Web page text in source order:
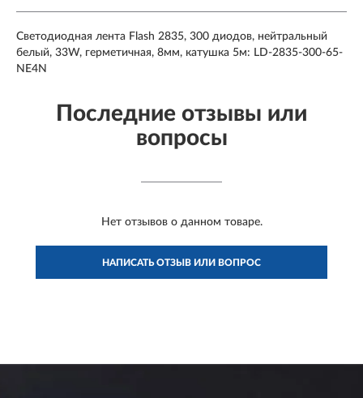
Светодиодная лента Flash 2835, 300 диодов, нейтральный
белый, 33W, герметичная, 8мм, катушка 5м: LD-2835-300-65-
NE4N
Последние отзывы или
вопросы
Нет отзывов о данном товаре.
НАПИСАТЬ ОТЗЫВ ИЛИ ВОПРОС